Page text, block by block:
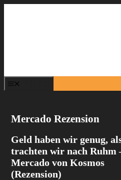
Mercado Rezension
Geld haben wir genug,
trachten wir nach Ruhm
Mercado von Kosmos
(Rezension)